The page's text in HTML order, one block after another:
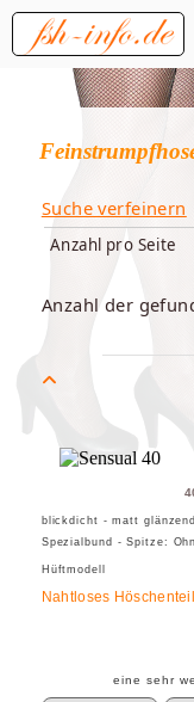
Suche verfeinern
Anzahl pro Seite
Anzahl der
blickdicht - matt
Spezialbund - Spitze:
Hüftmodell
Nahtloses Höschenteil
eine sehr